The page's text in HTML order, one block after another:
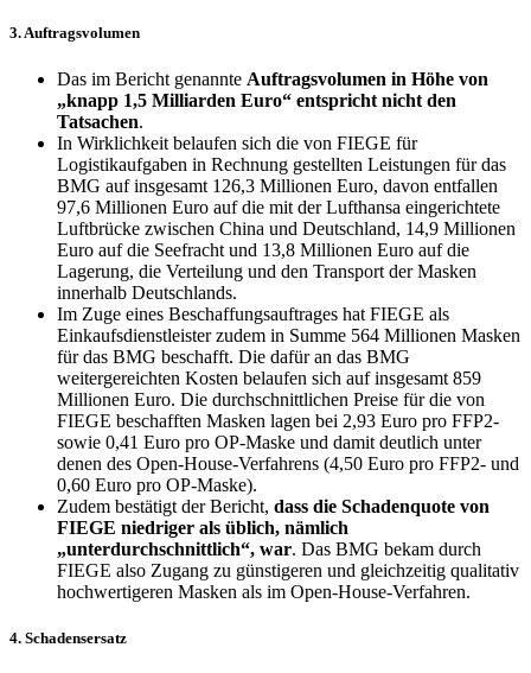
3. Auftragsvolumen
Das im Bericht genannte Auftragsvolumen in Höhe von
„knapp 1,5 Milliarden Euro“ entspricht nicht den
Tatsachen.
In Wirklichkeit belaufen sich die von FIEGE für
Logistikaufgaben in Rechnung gestellten Leistungen für das
BMG auf insgesamt 126,3 Millionen Euro, davon entfallen
97,6 Millionen Euro auf die mit der Lufthansa eingerichtete
Luftbrücke zwischen China und Deutschland, 14,9 Millionen
Euro auf die Seefracht und 13,8 Millionen Euro auf die
Lagerung, die Verteilung und den Transport der Masken
innerhalb Deutschlands.
Im Zuge eines Beschaffungsauftrages hat FIEGE als
Einkaufsdienstleister zudem in Summe 564 Millionen Masken
für das BMG beschafft. Die dafür an das BMG
weitergereichten Kosten belaufen sich auf insgesamt 859
Millionen Euro. Die durchschnittlichen Preise für die von
FIEGE beschafften Masken lagen bei 2,93 Euro pro FFP2-
sowie 0,41 Euro pro OP-Maske und damit deutlich unter
denen des Open-House-Verfahrens (4,50 Euro pro FFP2- und
0,60 Euro pro OP-Maske).
Zudem bestätigt der Bericht, dass die Schadenquote von
FIEGE niedriger als üblich, nämlich
„unterdurchschnittlich“, war. Das BMG bekam durch
FIEGE also Zugang zu günstigeren und gleichzeitig qualitativ
hochwertigeren Masken als im Open-House-Verfahren.
4. Schadensersatz